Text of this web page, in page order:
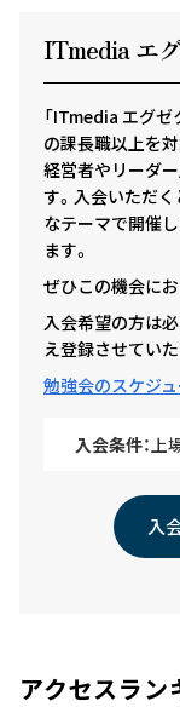
ITmedia エ
「ITmedia エグ
の課長職以上を
経営者やリーダ
す。入会いただ
なテーマで開催
ます。
ぜひこの機会に
入会希望の方は
え登録させていた
勉強会のスケジ
入会条件： 上
入
アクセスラン